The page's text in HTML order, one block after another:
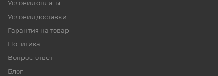
Условия оплаты
Условия доставки
Гарантия на товар
Политика
Вопрос-ответ
Блог